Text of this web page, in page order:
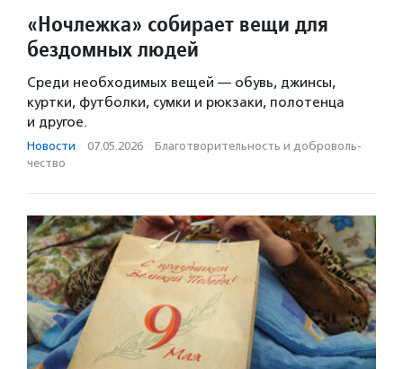
«Ночлежка» собирает вещи для
бездомных людей
Среди необходимых вещей — обувь, джинсы,
куртки, футболки, сумки и рюкзаки, полотенца
и другое.
Новости · 07.05.2026 · Благотвори­тель­ность и доброволь­
чест­во